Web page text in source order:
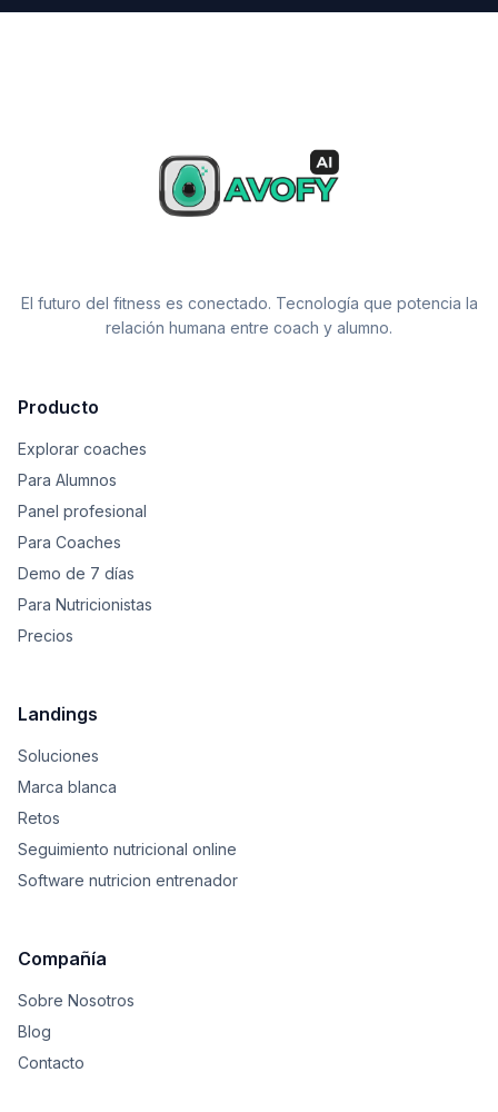
El futuro del fitness es conectado. Tecnología que potencia la
relación humana entre coach y alumno.
Producto
Explorar coaches
Para Alumnos
Panel profesional
Para Coaches
Demo de 7 días
Para Nutricionistas
Precios
Landings
Soluciones
Marca blanca
Retos
Seguimiento nutricional online
Software nutricion entrenador
Compañía
Sobre Nosotros
Blog
Contacto